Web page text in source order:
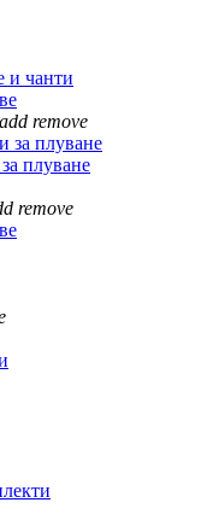
и чанти
add remove
за плуване
плуване
remove